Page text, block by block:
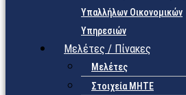
Υπαλλήλων Οικονομικών
Υπηρεσιών
Μελέτες / Πίνακες
Μελέτες
Στοιχεία ΜΗΤΕ